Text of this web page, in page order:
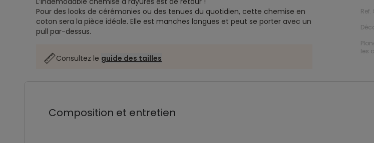
Pour des looks de cérémonies ou des tenues du quotidien, cette chemise en
coton sera la pièce idéale. Elle est manches longues et peut se porter avec un
pull par-dessus.
Consultez le guide des tailles
les
Composition et entretien